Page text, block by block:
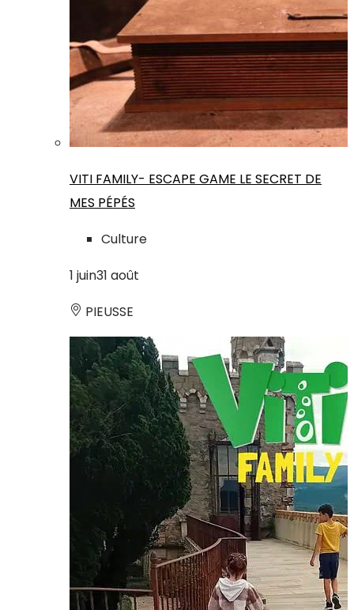
VITI FAMILY- ESCAPE GAME LE SECRET DE
MES PÉPÉS
Culture
1 juin31 août
PIEUSSE